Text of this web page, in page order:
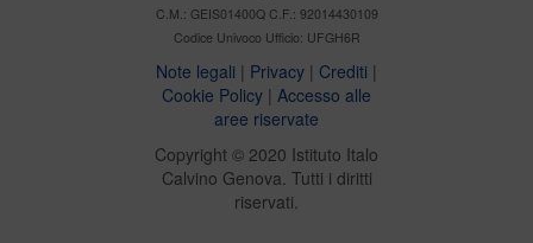
C.M.: GEIS01400Q C.F.: 92014430109
Codice Univoco Ufficio: UFGH6R
Note legali | Privacy | Crediti |
Cookie Policy | Accesso alle
aree riservate
Copyright © 2020 Istituto Italo
Calvino Genova. Tutti i diritti
riservati.